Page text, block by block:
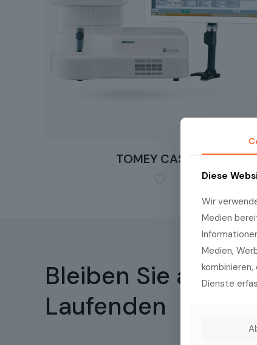
TOMEY CASIA2
Bleiben Sie auf
Laufenden
Diese
Wir
Medien
Medien,
Dienste